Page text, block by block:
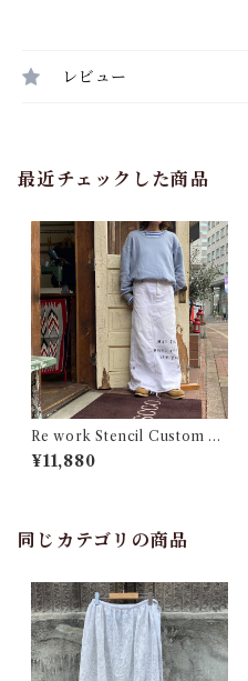
レビュー
最近チェックした商品
Re work Stencil Custom Sk
irt / リワーク ステンシル カス
タム スカート 古着
¥11,880
同じカテゴリの商品